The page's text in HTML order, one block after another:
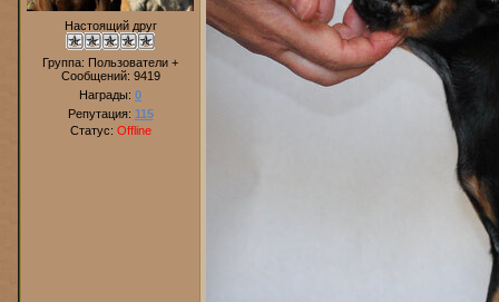
Настоящий друг
Группа: Пользователи +
Сообщений: 9419
Награды: 0
Репутация: 115
Статус: Offline